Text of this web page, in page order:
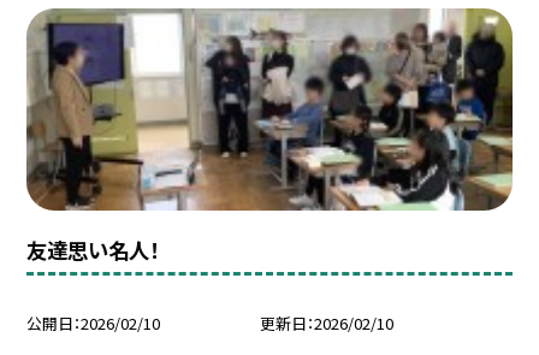
友達思い名人！
公開日 2026/02/10 更新日 2026/02/10